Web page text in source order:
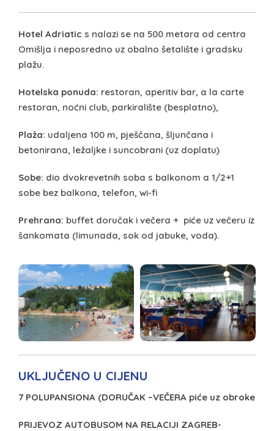
Hotel Adriatic s nalazi se na 500 metara od centra
Omišlja i neposredno uz obalno šetalište i gradsku
plažu.
Hotelska ponuda: restoran, aperitiv bar, a la carte
restoran, noćni club, parkiralište (besplatno),
Plaža: udaljena 100 m, pješčana, šljunčana i
betonirana, ležaljke i suncobrani (uz doplatu)
Sobe: dio dvokrevetnih soba s balkonom a 1/2+1
sobe bez balkona, telefon, wi-fi
Prehrana: buffet doručak i večera + piće uz večeru iz
šankomata (limunada, sok od jabuke, voda).
UKLJUČENO U CIJENU
7 POLUPANSIONA (DORUČAK –VEČERA piće uz obroke
PRIJEVOZ AUTOBUSOM NA RELACIJI ZAGREB-